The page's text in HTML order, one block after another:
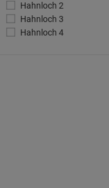
Hahnloch 2
Hahnloch 3
Hahnloch 4